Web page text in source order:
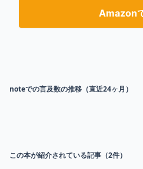
Amazon
noteでの言及数の推移（直近24ヶ月）
この本が紹介されている記事（2件）